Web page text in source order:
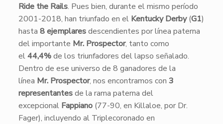
Ride the Rails. Pues bien, durante el mismo período
2001-2018, han triunfado en el Kentucky Derby(G1)
hasta 8 ejemplaresdescendientes por línea paterna
del importante Mr. Prospector, tanto como
el44,4%de los triunfadores del lapso señalado.
Dentro de ese universo de 8 ganadores de la
línea Mr. Prospector, nos encontramos con 3
representantesde la rama paterna del
excepcional Fappiano(77-90, en Killaloe, por Dr.
Fager), incluyendo al Triplecoronado en